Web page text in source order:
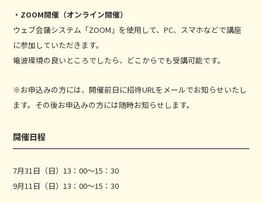
・ZOOM開催（オンライン開催）
ウェブ会議システム「ZOOM」を使用して、PC、スマホなどで講座
に参加していただきます。
電波環境の良いところでしたら、どこからでも受講可能です。
※お申込みの方には、開催前日に招待URLをメールでお知らせいたし
ます。その後お申込みの方には随時お知らせします。
開催日程
7月31日（日）13：00～15：30
9月11日（日）13：00～15：30